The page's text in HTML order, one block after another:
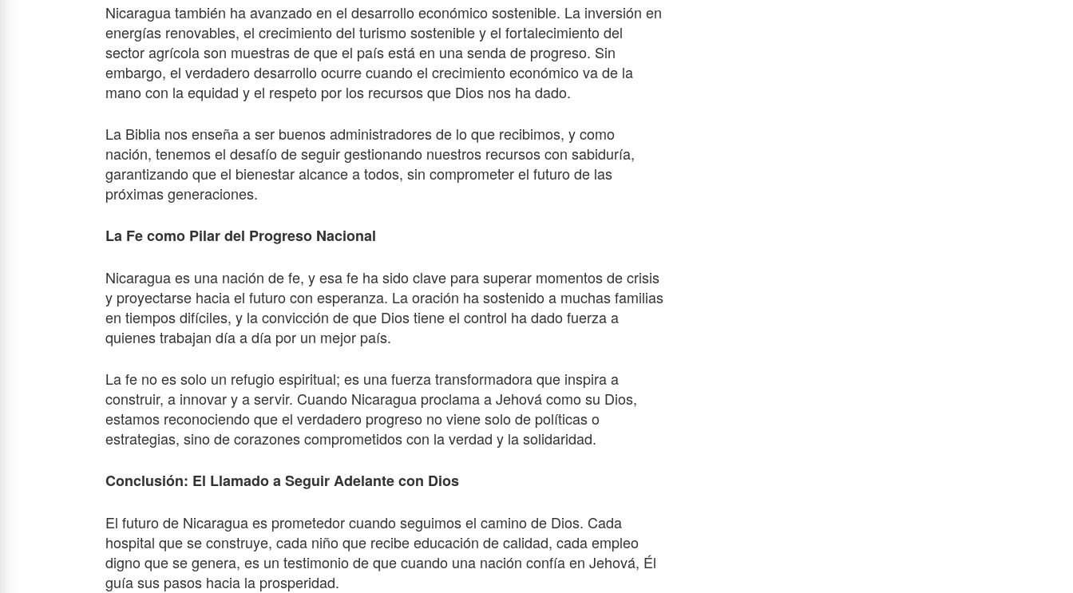
Nicaragua también ha avanzado en el desarrollo económico sostenible. La inversión en
energías renovables, el crecimiento del turismo sostenible y el fortalecimiento del
sector agrícola son muestras de que el país está en una senda de progreso. Sin
embargo, el verdadero desarrollo ocurre cuando el crecimiento económico va de la
mano con la equidad y el respeto por los recursos que Dios nos ha dado.
La Biblia nos enseña a ser buenos administradores de lo que recibimos, y como
nación, tenemos el desafío de seguir gestionando nuestros recursos con sabiduría,
garantizando que el bienestar alcance a todos, sin comprometer el futuro de las
próximas generaciones.
La Fe como Pilar del Progreso Nacional
Nicaragua es una nación de fe, y esa fe ha sido clave para superar momentos de crisis
y proyectarse hacia el futuro con esperanza. La oración ha sostenido a muchas familias
en tiempos difíciles, y la convicción de que Dios tiene el control ha dado fuerza a
quienes trabajan día a día por un mejor país.
La fe no es solo un refugio espiritual; es una fuerza transformadora que inspira a
construir, a innovar y a servir. Cuando Nicaragua proclama a Jehová como su Dios,
estamos reconociendo que el verdadero progreso no viene solo de políticas o
estrategias, sino de corazones comprometidos con la verdad y la solidaridad.
Conclusión: El Llamado a Seguir Adelante con Dios
El futuro de Nicaragua es prometedor cuando seguimos el camino de Dios. Cada
hospital que se construye, cada niño que recibe educación de calidad, cada empleo
digno que se genera, es un testimonio de que cuando una nación confía en Jehová, Él
guía sus pasos hacia la prosperidad.